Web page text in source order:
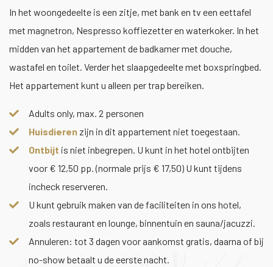
In het woongedeelte is een zitje, met bank en tv een eettafel
met magnetron, Nespresso koffiezetter en waterkoker. In het
midden van het appartement de badkamer met douche,
wastafel en toilet. Verder het slaapgedeelte met boxspringbed.
Het appartement kunt u alleen per trap bereiken.
Adults only, max. 2 personen
Huisdieren zijn in dit appartement niet toegestaan.
Ontbijt is niet inbegrepen. U kunt in het hotel ontbijten
voor € 12,50 pp. (normale prijs € 17,50) U kunt tijdens
incheck reserveren.
U kunt gebruik maken van de faciliteiten in ons hotel,
zoals restaurant en lounge, binnentuin en sauna/jacuzzi.
Annuleren: tot 3 dagen voor aankomst gratis, daarna of bij
no-show betaalt u de eerste nacht.